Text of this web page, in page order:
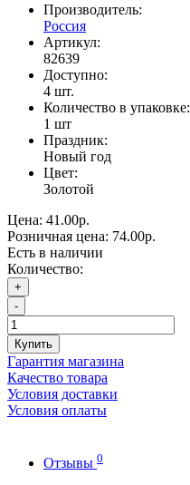
Производитель:
Россия
Артикул:
82639
Доступно:
4 шт.
Количество в упаковке:
1 шт
Праздник:
Новый год
Цвет:
Золотой
Цена: 41.00р.
Розничная цена: 74.00р.
Есть в наличии
Количество:
+
-
Купить
Гарантия магазина
Качество товара
Условия доставки
Условия оплаты
Отзывы 0